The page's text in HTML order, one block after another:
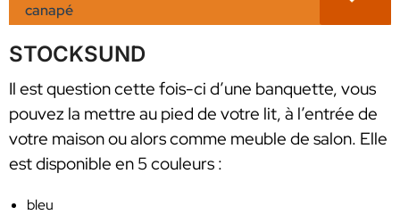
canapé
STOCKSUND
Il est question cette fois-ci d’une banquette, vous
pouvez la mettre au pied de votre lit, à l’entrée de
votre maison ou alors comme meuble de salon. Elle
est disponible en 5 couleurs :
bleu